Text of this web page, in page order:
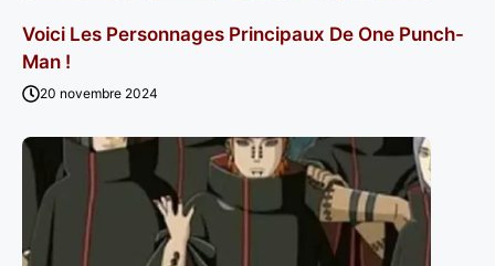
Voici Les Personnages Principaux De One Punch-
Man !
20 novembre 2024